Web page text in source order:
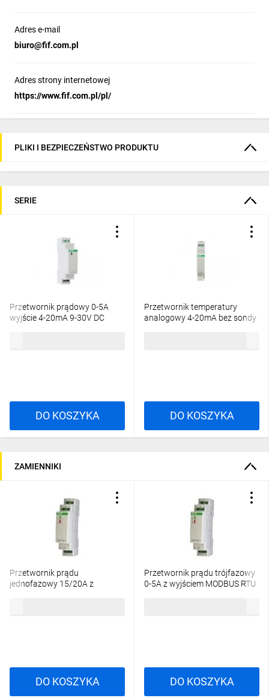
Adres e-mail
biuro@fif.com.pl
Adres strony internetowej
https://www.fif.com.pl/pl/
PLIKI I BEZPIECZEŃSTWO PRODUKTU
SERIE
Przetwornik prądowy 0-5A
wyjście 4-20mA 9-30V DC
DO KOSZYKA
Przetwornik temperatury
analogowy 4-20mA bez sondy
DO KOSZYKA
ZAMIENNIKI
Przetwornik prądu
jednofazowy 15/20A z
DO KOSZYKA
Przetwornik prądu trójfazowy
0-5A z wyjściem MODBUS RTU
DO KOSZYKA